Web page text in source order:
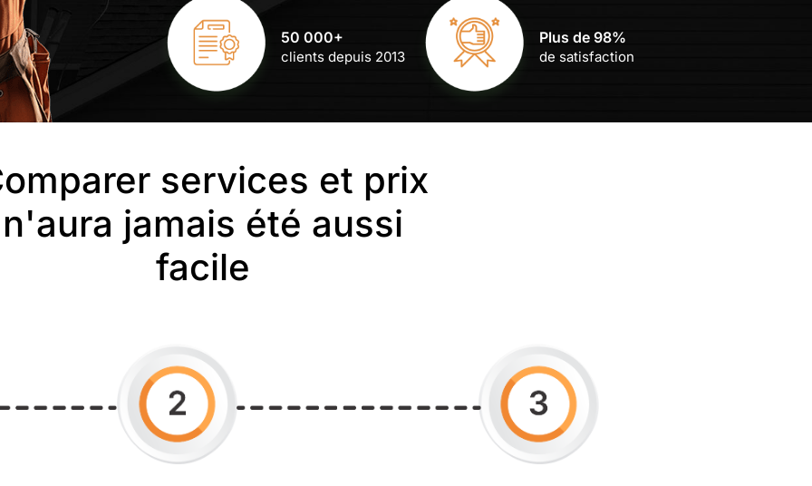
50 000+
clients depuis 2013
Plus de 98%
de satisfaction
services et prix
n'aura jamais été aussi
facile